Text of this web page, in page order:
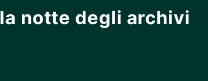
la notte degli archivi